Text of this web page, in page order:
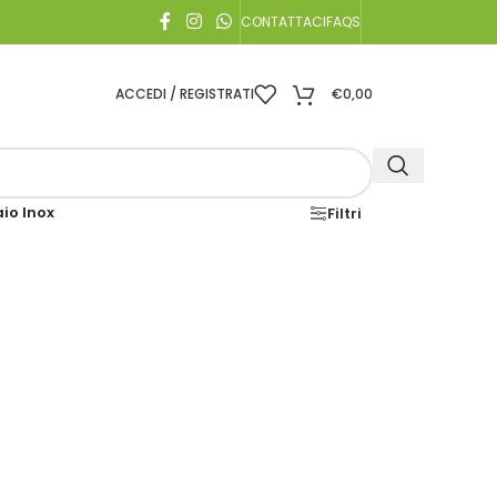
CONTATTACIFAQS
ACCEDI / REGISTRATI €0,00
Inox Filtri